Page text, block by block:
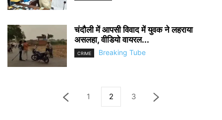
चंदौली में आपसी विवाद में युवक ने लहराया
असलहा, वीडियो वायरल...
CRIME Breaking Tube
1 2 3